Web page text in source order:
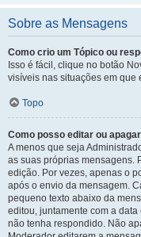
Sobre as Mensagens
Como crio um Tópico ou
Isso é fácil, clique no botão
visíveis nas situações em que
Topo
Como posso editar ou
A menos que seja
as suas próprias mensagens.
edição. Por vezes, apenas o
após o envio da mensagem.
pequeno texto abaixo da
editou, juntamente com a
não tenha respondido. Não